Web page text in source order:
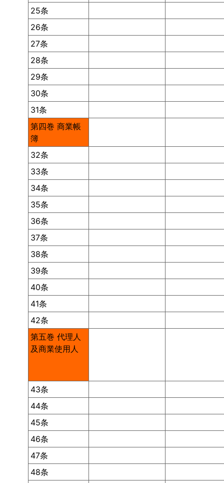
25条
26条
27条
28条
29条
30条
31条
第四巻 商業帳
簿
32条
33条
34条
35条
36条
37条
38条
39条
40条
41条
42条
第五巻 代理人
及商業使用人
43条
44条
45条
46条
47条
48条